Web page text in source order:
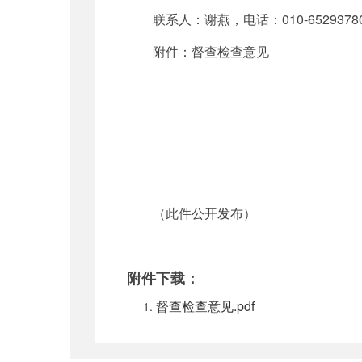
联系人：谢燕，电话：010-
附件：督查检查意见
（此件公开发布）
附件下载：
督查检查意见.pdf